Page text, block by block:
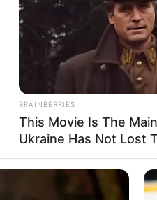
BRAINBERRIES
This Movie Is The
Ukraine Has Not Lost